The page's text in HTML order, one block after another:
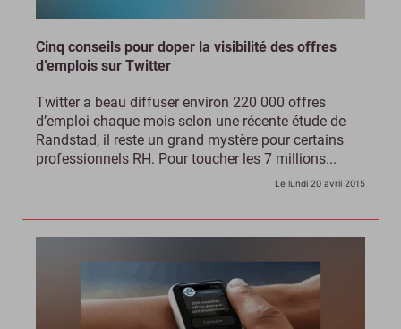
Cinq conseils pour doper la visibilité des offres
d’emplois sur Twitter
Twitter a beau diffuser environ 220 000 offres
d’emploi chaque mois selon une récente étude de
Randstad, il reste un grand mystère pour certains
professionnels RH. Pour toucher les 7 millions...
Le lundi 20 avril 2015